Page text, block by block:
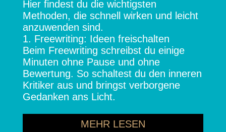
Hier findest du die wichtigsten
Methoden, die schnell wirken und leicht
anzuwenden sind.
1. Freewriting: Ideen freischalten
Beim Freewriting schreibst du einige
Minuten ohne Pause und ohne
Bewertung. So schaltest du den inneren
Kritiker aus und bringst verborgene
Gedanken ans Licht.
MEHR LESEN